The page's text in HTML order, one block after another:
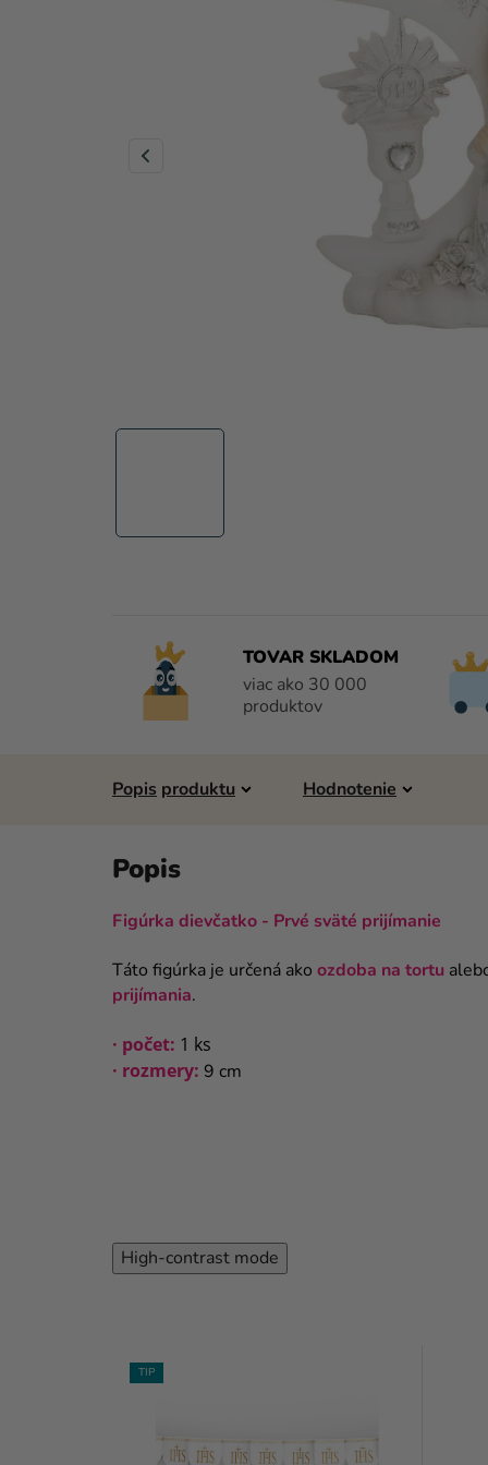
TOVAR SKLADOM
viac ako 30 000
produktov
Popis Hodnotenie
Figúrka dievčatko - Prvé sväté prijímanie
Táto figúrka je určená ako ozdoba na tortu
prijímania.
· počet: 1 ks
· rozmery: 9 cm
High-contrast mode
TIP